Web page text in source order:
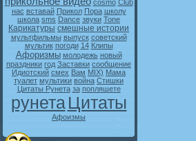
cosmo Club
нас вставай Прикол Пора школу
школа sms Dance звуки Tone
Карикатуры смешные истории
мультфильмы выпуск советский
мультик погоди 14 Клипы
Афоризмы молодежь новый
праздники год Заставки сообщение
Идиотский смех Вам MIX) Мама
туалет мультики война Стишки
Цитаты Рунета за попляшете
рунетаЦитаты
Афоизмы